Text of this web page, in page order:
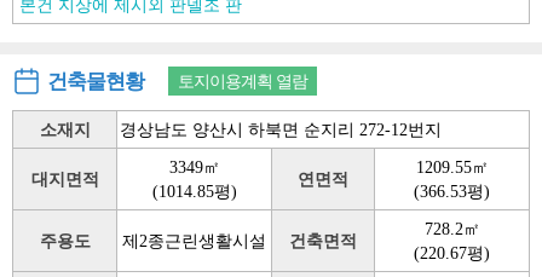
본건 지상에 제시외 판넬조 판
건축물현황 토지이용계획 열람
소재지 경상남도 양산시 하북면 순지리 272-12번지
대지면적
3349㎡
(1014.85평)
연면적
1209.55㎡
(366.53평)
주용도 제2종근린생활시설 건축면적
728.2㎡
(220.67평)